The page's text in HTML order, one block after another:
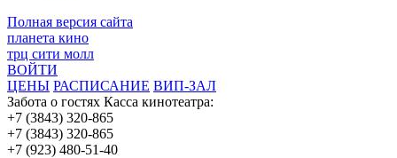
Полная версия сайта
планета кино
трц сити молл
ВОЙТИ
ЦЕНЫ РАСПИСАНИЕ ВИП-ЗАЛ
Забота о гостях Касса кинотеатра:
+7 (3843) 320-865
+7 (3843) 320-865
+7 (923) 480-51-40